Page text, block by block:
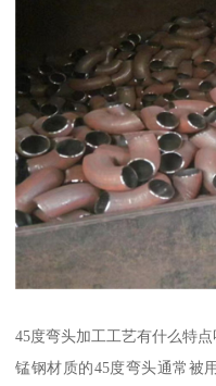
45度弯头加工工艺有什么特点
锰钢材质的45度弯头通常被